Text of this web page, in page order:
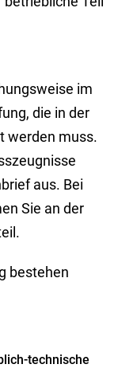
im
die in der
werden muss.
aus. Bei
Sie an der
bestehen
technische